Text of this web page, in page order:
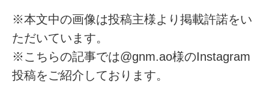
※本文中の画像は投稿主様より掲載許諾をい
ただいています。
※こちらの記事では@gnm.ao様のInstagram
投稿をご紹介しております。